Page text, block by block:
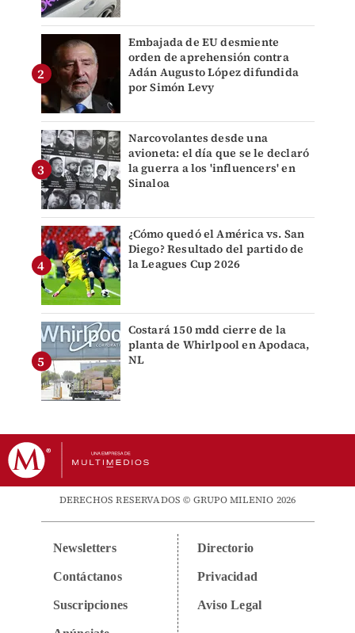
Embajada de EU desmiente
orden de aprehensión contra
Adán Augusto López difundida
por Simón Levy
Narcovolantes desde una
avioneta: el día que se le declaró
la guerra a los 'influencers' en
Sinaloa
¿Cómo quedó el América vs. San
Diego? Resultado del partido de
la Leagues Cup 2026
Costará 150 mdd cierre de la
planta de Whirlpool en Apodaca,
NL
DERECHOS RESERVADOS © GRUPO MILENIO 2026
Newsletters
Contáctanos
Suscripciones
Directorio
Privacidad
Aviso Legal